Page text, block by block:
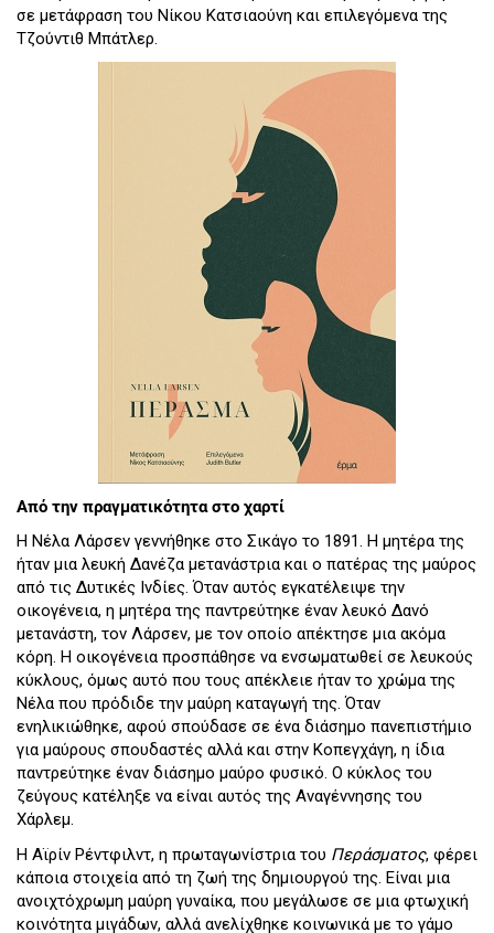
σε μετάφραση του Νίκου Κατσιαούνη και επιλεγόμενα της
Τζούντιθ Μπάτλερ.
Από την πραγματικότητα στο χαρτί
Η Νέλα Λάρσεν γεννήθηκε στο Σικάγο το 1891. Η μητέρα της
ήταν μια λευκή Δανέζα μετανάστρια και ο πατέρας της μαύρος
από τις Δυτικές Ινδίες. Όταν αυτός εγκατέλειψε την
οικογένεια, η μητέρα της παντρεύτηκε έναν λευκό Δανό
μετανάστη, τον Λάρσεν, με τον οποίο απέκτησε μια ακόμα
κόρη. Η οικογένεια προσπάθησε να ενσωματωθεί σε λευκούς
κύκλους, όμως αυτό που τους απέκλειε ήταν το χρώμα της
Νέλα που πρόδιδε την μαύρη καταγωγή της. Όταν
ενηλικιώθηκε, αφού σπούδασε σε ένα διάσημο πανεπιστήμιο
για μαύρους σπουδαστές αλλά και στην Κοπεγχάγη, η ίδια
παντρεύτηκε έναν διάσημο μαύρο φυσικό. Ο κύκλος του
ζεύγους κατέληξε να είναι αυτός της Αναγέννησης του
Χάρλεμ.
Η Αϊρίν Ρέντφιλντ, η πρωταγωνίστρια του Περάσματος, φέρει
κάποια στοιχεία από τη ζωή της δημιουργού της. Είναι μια
ανοιχτόχρωμη μαύρη γυναίκα, που μεγάλωσε σε μια φτωχική
κοινότητα μιγάδων, αλλά ανελίχθηκε κοινωνικά με το γάμο